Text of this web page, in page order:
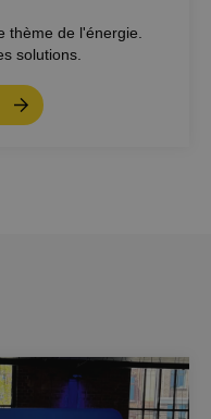
thème de l'énergie.
solutions.